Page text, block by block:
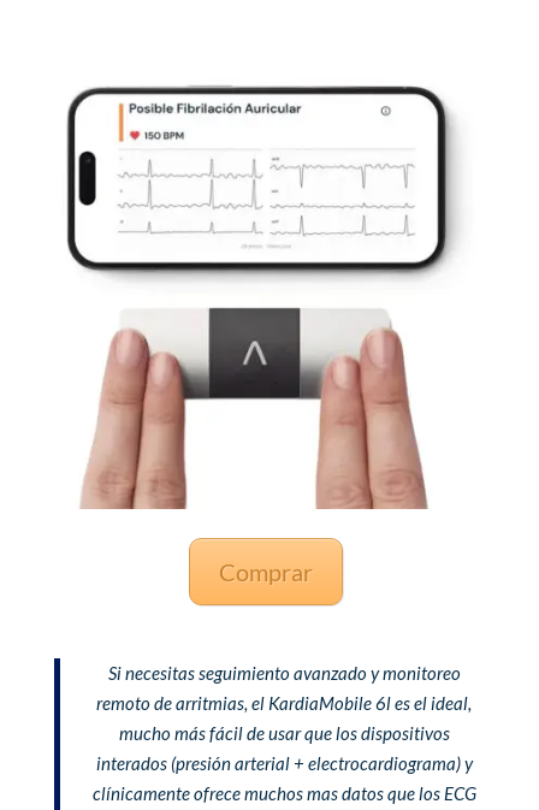
Comprar
Si necesitas seguimiento avanzado y monitoreo
remoto de arritmias, el KardiaMobile 6l es el ideal,
mucho más fácil de usar que los dispositivos
interados (presión arterial + electrocardiograma) y
clínicamente ofrece muchos mas datos que los ECG